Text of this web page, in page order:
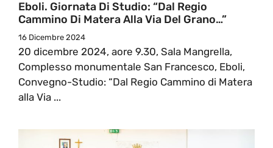
Eboli. Giornata Di Studio: “Dal Regio
Cammino Di Matera Alla Via Del Grano…”
16 Dicembre 2024
20 dicembre 2024, aore 9.30, Sala Mangrella,
Complesso monumentale San Francesco, Eboli,
Convegno-Studio: “Dal Regio Cammino di Matera
alla Via ...